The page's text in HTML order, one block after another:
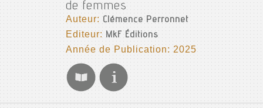
de femmes
Auteur:Clémence Perronnet
Editeur: MkF Éditions
Année de Publication: 2025